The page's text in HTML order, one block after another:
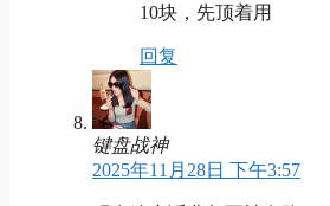
10块，先顶着用
回复
键盘战神
2025年11月28日 下午3:57